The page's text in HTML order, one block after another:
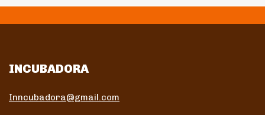
INCUBADORA
Inncubadora@gmail.com